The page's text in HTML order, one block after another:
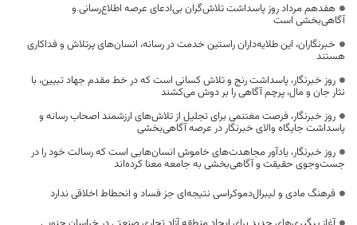
هفدهم مرداد روز پاسداشت تلاش‌گران بی‌ادعای عرصه اطلاع‌رسانی و
آگاهی‌بخشی است
خبرنگاران، این طلایه‌داران راستین خدمت در رسانه، انسان‌های پرتلاش و فداکاری
هستند
روز خبرنگار، پاسداشت رنج و تلاش کسانی است که در خط مقدم جهاد تبیین، با
نثار جان و مال، پرچم آگاهی را بر دوش می‌کشند
روز خبرنگار، فرصت مغتنمی برای تجلیل از تلاش‌های ارزشمند اصحاب رسانه و
پاسداشت جایگاه والای خبرنگار در عرصه آگاهی‌بخشی
روز خبرنگار، یادآور مجاهدت‌های خاموش انسان‌هایی است که رسالت خود را در
جست‌وجوی حقیقت و آگاهی‌بخشی به جامعه معنا کرده‌اند
فرهنگ مادی و لیبرال‌دموکراسی نتیجه‌ای جز فساد و انحطاط اخلاقی ندارد